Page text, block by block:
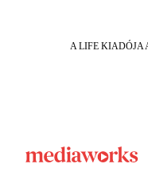
A LIFE KIADÓJA